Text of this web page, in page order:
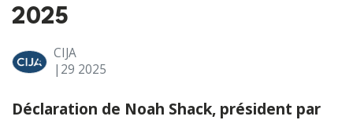
2025
CIJA
|29 2025
Déclaration de Noah Shack, président par